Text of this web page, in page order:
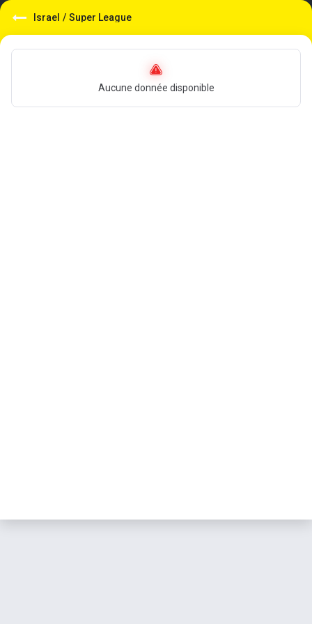
Israel / Super League
Aucune donnée disponible